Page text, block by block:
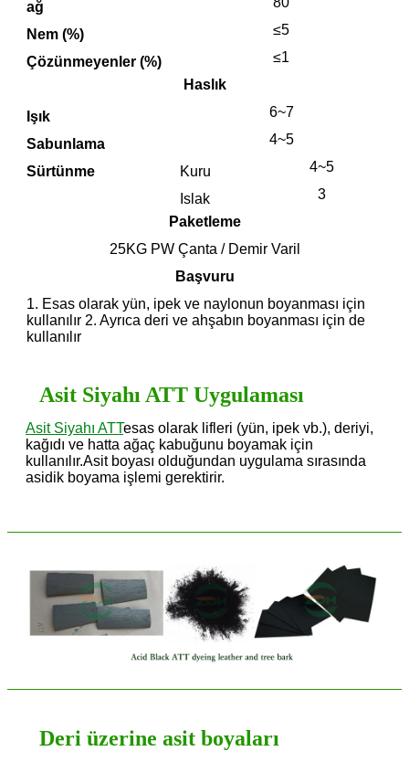
ağ
Nem (%) ≤5
Çözünmeyenler (%)
≤1
Haslık
Işık 6~7
Sabunlama 4~5
Sürtünme Kuru 4~5
Islak
3
Paketleme
25KG PW Çanta / Demir Varil
Başvuru
1. Esas olarak yün, ipek ve naylonun boyanması için
kullanılır 2. Ayrıca deri ve ahşabın boyanması için de
kullanılır
Asit Siyahı ATT Uygulaması
Asit Siyahı ATTesas olarak lifleri (yün, ipek vb.), deriyi,
kağıdı ve hatta ağaç kabuğunu boyamak için
kullanılır.Asit boyası olduğundan uygulama sırasında
asidik boyama işlemi gerektirir.
Deri üzerine asit boyaları